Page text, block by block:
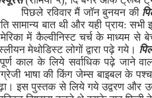
पिछले रविवार मैं जॉन बुनयन की
सामान्य बात थी और यही प्राय: सभी
में कैल्वीनिस्ट चर्च के माध्यम से
मेथोडिस्ट लोगों द्वारा पढ़े गये।
काल के लिये सर्वाधिक पढ़े
भाषा की किंग जेम्स बाइबल के
इस पुस्तक से लिये गये उद्वरण और